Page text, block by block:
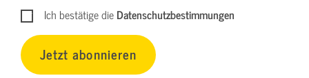
Ich bestätige dieDatenschutzbestimmungen
Jetzt abonnieren